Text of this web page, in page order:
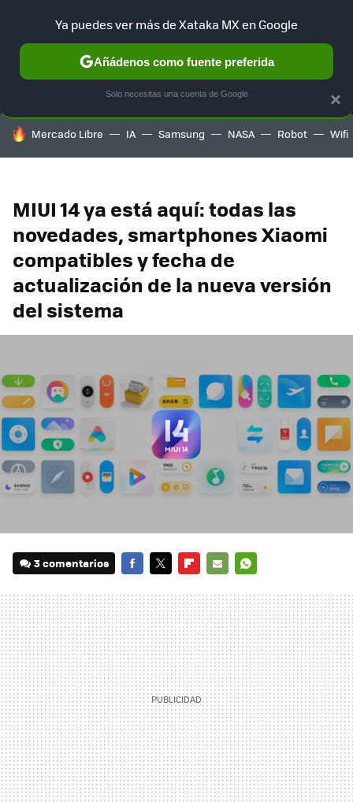
MENÚ NUEVO
GAMING HOME AUTO
HOY SE HABLA DE
Mercado Libre IA Samsung NASA Robot Wifi
MIUI 14 ya está aquí: todas las
novedades, smartphones Xiaomi
compatibles y fecha de
actualización de la nueva versión
del sistema
3 comentarios
MAIL
×
Ya puedes ver más de Xataka MX en Google
Añádenos como fuente preferida
Solo necesitas una cuenta de Google